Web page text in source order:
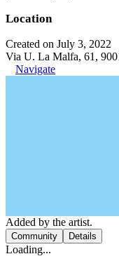
Location
Created on July 3, 2022
Via U. La Malfa, 61,
Navigate
Added by the artist.
Community Details
Loading...